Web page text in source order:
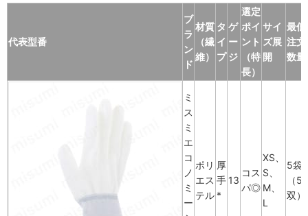
代表型番
ブ
ラ
ン
ド
材質
（繊
維）
タ
イ
プ
ゲ
ー
ジ
選定
ポイ
ント
（特
長）
サイ
ズ展
開
最低
注文
数量
ミ
ス
ミ
エ
コ
ノ
ミ
ー
ポリ
エス
テル
厚
手
*
13
コス
パ◎
XS、
S、
M、
L
5袋
（50
双）